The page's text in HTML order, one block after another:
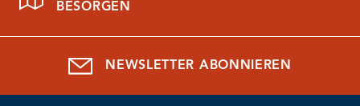
BESORGEN
NEWSLETTER ABONNIEREN